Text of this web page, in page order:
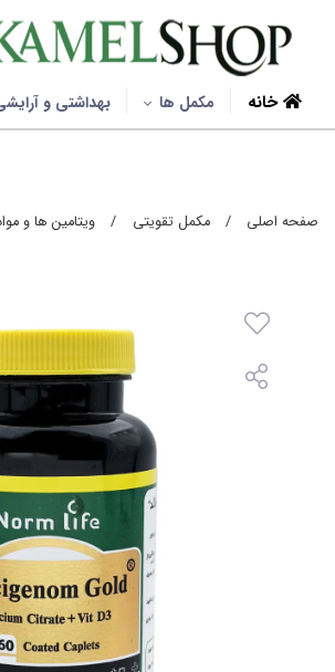
خانه مکمل ها بهداشتی و
صفحه اصلی / مکمل تقویتی / ویتامین ها و